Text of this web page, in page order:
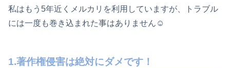
私はもう5年近くメルカリを利用していますが、トラブル
には一度も巻き込まれた事はありません☺
1.著作権侵害は絶対にダメです！